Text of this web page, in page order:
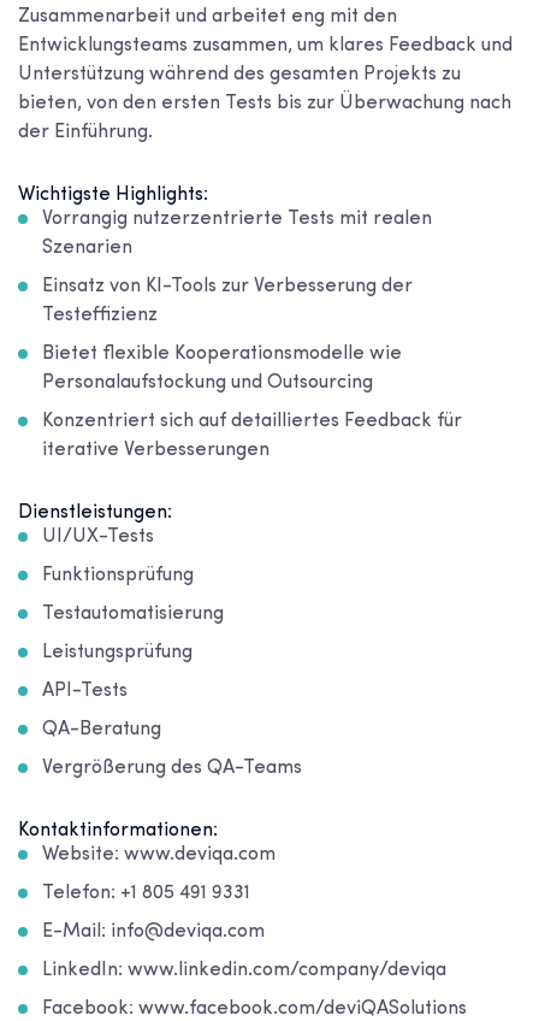
Zusammenarbeit und arbeitet eng mit den
Entwicklungsteams zusammen, um klares Feedback und
Unterstützung während des gesamten Projekts zu
bieten, von den ersten Tests bis zur Überwachung nach
der Einführung.
Wichtigste Highlights:
Vorrangig nutzerzentrierte Tests mit realen
Szenarien
Einsatz von KI-Tools zur Verbesserung der
Testeffizienz
Bietet flexible Kooperationsmodelle wie
Personalaufstockung und Outsourcing
Konzentriert sich auf detailliertes Feedback für
iterative Verbesserungen
Dienstleistungen:
UI/UX-Tests
Funktionsprüfung
Testautomatisierung
Leistungsprüfung
API-Tests
QA-Beratung
Vergrößerung des QA-Teams
Kontaktinformationen:
Website: www.deviqa.com
Telefon: +1 805 491 9331
E-Mail: info@deviqa.com
LinkedIn: www.linkedin.com/company/deviqa
Facebook: www.facebook.com/deviQASolutions